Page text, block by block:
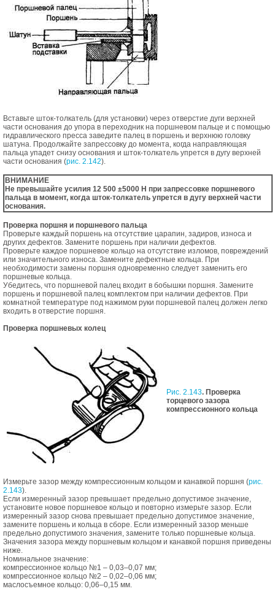
Вставьте шток-толкатель (для установки) через отверстие дуги верхней
части основания до упора в переходник на поршневом пальце и с помощью
гидравлического пресса заведите палец в поршень и верхнюю головку
шатуна. Продолжайте запрессовку до момента, когда направляющая
пальца упадет снизу основания и шток-толкатель упрется в дугу верхней
части основания (рис. 2.142).
ВНИМАНИЕ
Не превышайте усилия 12 500 ±5000 Н при запрессовке поршневого
пальца в момент, когда шток-толкатель упрется в дугу верхней части
основания.
Проверка поршня и поршневого пальца
Проверьте каждый поршень на отсутствие царапин, задиров, износа и
других дефектов. Замените поршень при наличии дефектов.
Проверьте каждое поршневое кольцо на отсутствие изломов, повреждений
или значительного износа. Замените дефектные кольца. При
необходимости замены поршня одновременно следует заменить его
поршневые кольца.
Убедитесь, что поршневой палец входит в бобышки поршня. Замените
поршень и поршневой палец комплектом при наличии дефектов. При
комнатной температуре под нажимом руки поршневой палец должен легко
входить в отверстие поршня.
Проверка поршневых колец
Рис. 2.143. Проверка
торцевого зазора
компрессионного кольца
Измерьте зазор между компрессионным кольцом и канавкой поршня (рис.
2.143).
Если измеренный зазор превышает предельно допустимое значение,
установите новое поршневое кольцо и повторно измерьте зазор. Если
измеренный зазор снова превышает предельно допустимое значение,
замените поршень и кольца в сборе. Если измеренный зазор меньше
предельно допустимого значения, замените только поршневые кольца.
Значения зазора между поршневым кольцом и канавкой поршня приведены
ниже.
Номинальное значение:
компрессионное кольцо №1 – 0,03–0,07 мм;
компрессионное кольцо №2 – 0,02–0,06 мм;
маслосъемное кольцо: 0,06–0,15 мм.